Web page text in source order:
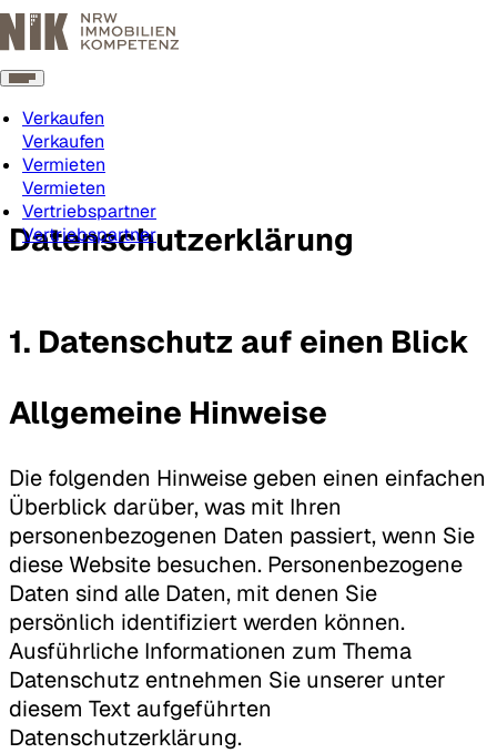
Verkaufen
Verkaufen
Vermieten
Vermieten
Vertriebspartner
Vertriebspartner
Datenschutzerklärung
1. Datenschutz auf einen Blick
Allgemeine Hinweise
Die folgenden Hinweise geben einen einfachen
Überblick darüber, was mit Ihren
personenbezogenen Daten passiert, wenn Sie
diese Website besuchen. Personenbezogene
Daten sind alle Daten, mit denen Sie
persönlich identifiziert werden können.
Ausführliche Informationen zum Thema
Datenschutz entnehmen Sie unserer unter
diesem Text aufgeführten
Datenschutzerklärung.